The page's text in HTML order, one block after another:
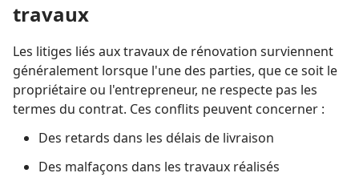
travaux
Les litiges liés aux travaux de rénovation surviennent
généralement lorsque l'une des parties, que ce soit le
propriétaire ou l'entrepreneur, ne respecte pas les
termes du contrat. Ces conflits peuvent concerner :
Des retards dans les délais de livraison
Des malfaçons dans les travaux réalisés